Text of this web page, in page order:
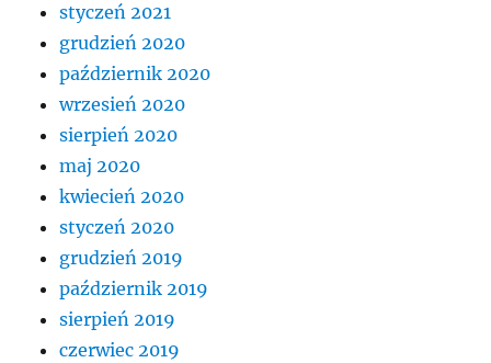
styczeń 2021
grudzień 2020
październik 2020
wrzesień 2020
sierpień 2020
maj 2020
kwiecień 2020
styczeń 2020
grudzień 2019
październik 2019
sierpień 2019
czerwiec 2019